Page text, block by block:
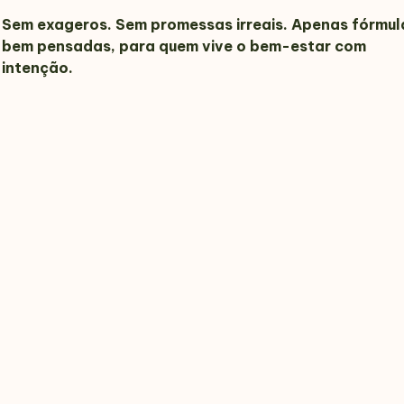
Sem exageros. Sem promessas irreais. Apenas
bem pensadas, para quem vive o bem-estar com
intenção.